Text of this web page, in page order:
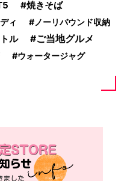
焼きそば
ィ ノーリバウンド収納
ル ご当地グルメ
ウォータージャグ